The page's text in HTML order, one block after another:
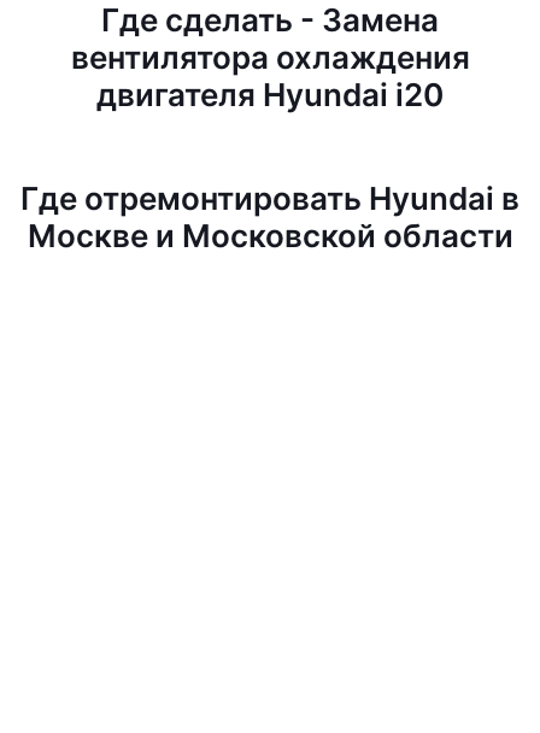
Где сделать - Замена
вентилятора охлаждения
двигателя Hyundai i20
Где отремонтировать Hyundai в
Москве и Московской области